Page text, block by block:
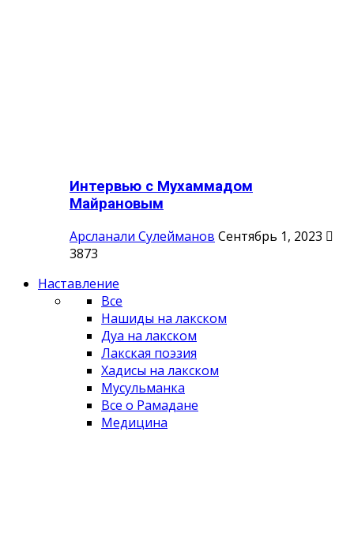
Интервью с Мухаммадом
Майрановым
Арсланали Сулейманов Сентябрь 1, 2023
3873
Наставление
Все
Нашиды на лакском
Дуа на лакском
Лакская поэзия
Хадисы на лакском
Мусульманка
Все о Рамадане
Медицина